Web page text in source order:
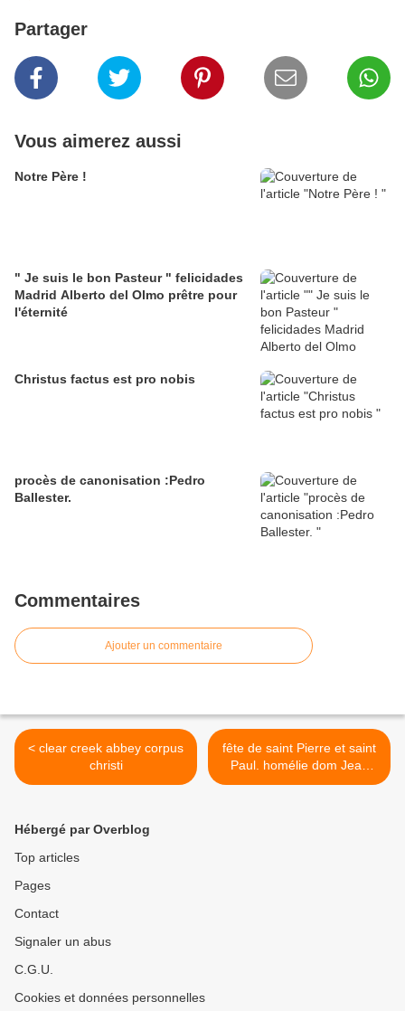
Partager
Vous aimerez aussi
Notre Père !
" Je suis le bon Pasteur " felicidades
Madrid Alberto del Olmo prêtre pour
l'éternité
Christus factus est pro nobis
procès de canonisation :Pedro
Ballester.
Commentaires
Ajouter un commentaire
< clear creek abbey corpus
christi
fête de saint Pierre et saint
Paul. homélie dom Jean
Pateau. osb+ Wisques. >
Hébergé par Overblog
Top articles
Pages
Contact
Signaler un abus
C.G.U.
Cookies et données personnelles